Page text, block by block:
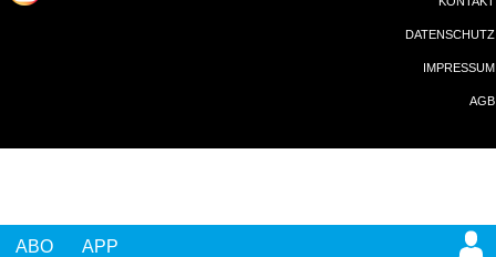
ABO APP
DATENSCHUTZ
IMPRESSUM
AGB